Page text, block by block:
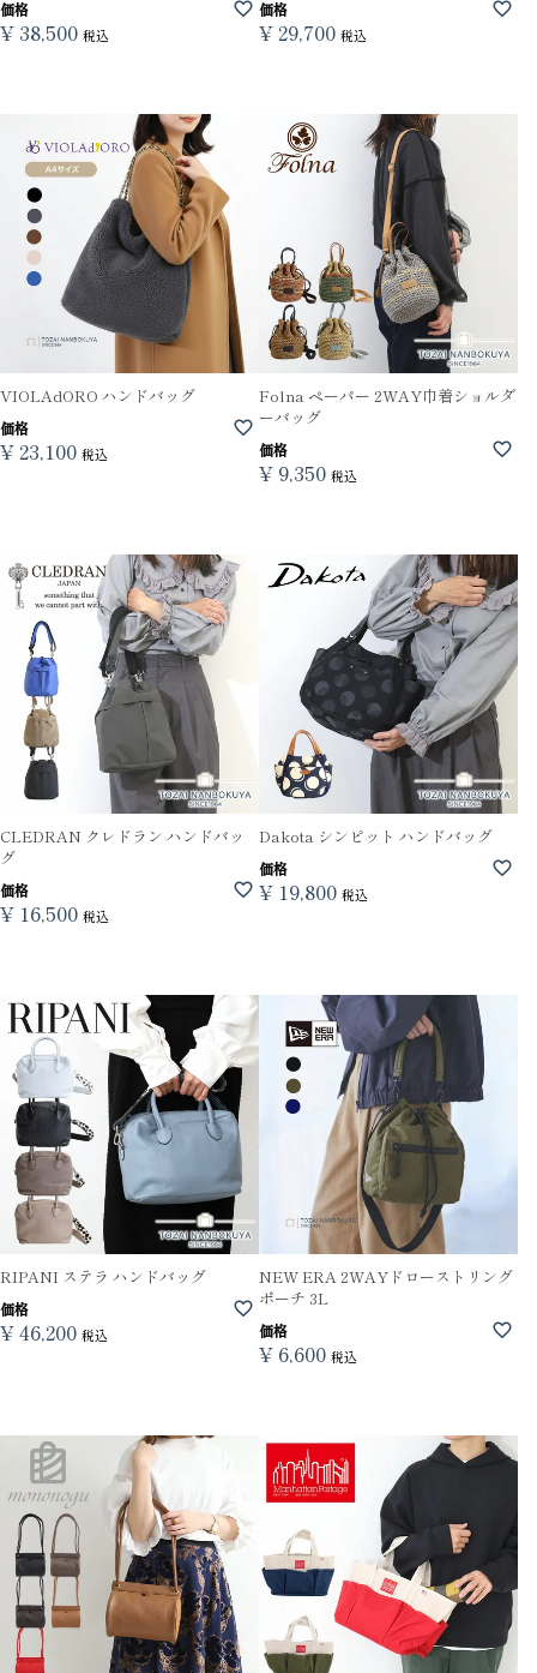
価格
¥ 38,500 税込
価格
¥29,700 税込
VIOLAdORO ハンドバッグ
価格
¥23,100 税込
Folna ペーパー 2WAY巾着ショルダ
ーバッグ
価格
¥ 9,350 税込
CLEDRAN クレドラン ハンドバッ
グ
価格
¥ 16,500 税込
Dakota シンピット ハンドバッグ
価格
¥ 19,800 税込
RIPANI ステラ ハンドバッグ
価格
¥46,200 税込
NEW ERA 2WAYドローストリング
ポーチ 3L
価格
¥ 6,600 税込